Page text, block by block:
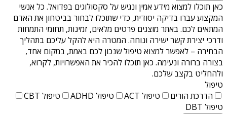
כאן תוכלו למצוא מידע אמין ונגיש על סקסולוגים בפדואל. כל אנשי
המקצוע עברו בדיקה יסודית, כדי שתוכלו לבחור בביטחון את האדם
המתאים לכם. באתר מוצגים פרטים מלאים, זמינות, תחומי התמחות
ודרכי יצירת קשר ישירה ונוחה. המטרה היא להקל עליכם בתהליך
הבחירה – לאפשר למצוא טיפול שנכון לכם באמת, במקום אחד,
בצורה ברורה ונעימה. כאן תוכלו להכיר את האפשרויות, לקרוא,
ולהחליט בקצב שלכם.
טיפול
הדרכת הורים
טיפול ACT טיפול ADHD
טיפול CBT
טיפול DBT